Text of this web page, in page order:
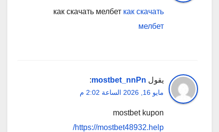
как скачать мелбет как скачать
мелбет
يقول mostbet_nnPn
:
مايو 16, 2026 الساعة 2:02 م
mostbet kupon
https://mostbet48932.help/